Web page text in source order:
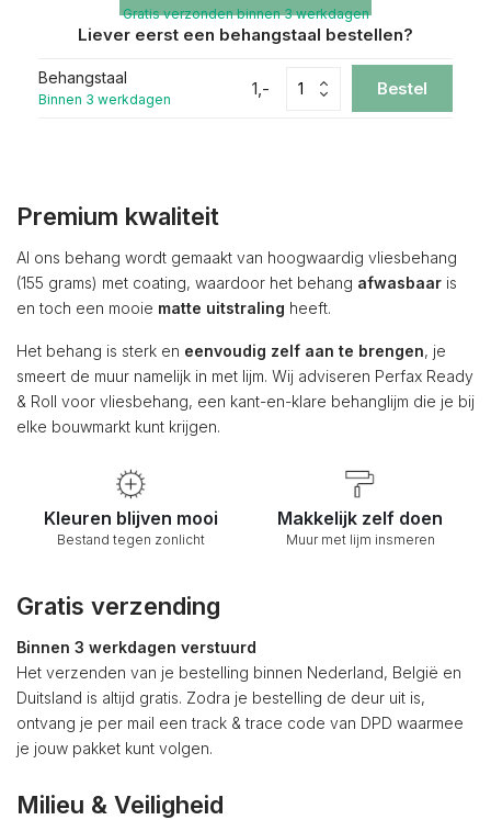
Gratis verzonden binnen 3 werkdagen
Liever eerst een behangstaal bestellen?
Behangstaal
Binnen 3 werkdagen
1,- Bestel
Premium kwaliteit
Al ons behang wordt gemaakt van hoogwaardig vliesbehang
(155 grams) met coating, waardoor het behang afwasbaar is
en toch een mooie matte uitstraling heeft.
Het behang is sterk en eenvoudig zelf aan te brengen, je
smeert de muur namelijk in met lijm. Wij adviseren Perfax Ready
& Roll voor vliesbehang, een kant-en-klare behanglijm die je bij
elke bouwmarkt kunt krijgen.
Kleuren blijven mooi
Bestand tegen zonlicht
Makkelijk zelf doen
Muur met lijm insmeren
Gratis verzending
Binnen 3 werkdagen verstuurd
Het verzenden van je bestelling binnen Nederland, België en
Duitsland is altijd gratis. Zodra je bestelling de deur uit is,
ontvang je per mail een track & trace code van DPD waarmee
je jouw pakket kunt volgen.
Milieu & Veiligheid